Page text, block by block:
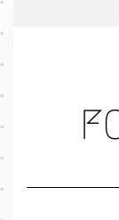
Skip
content